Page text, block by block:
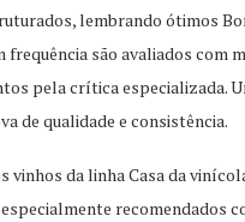
lembrando ótimos
frequência são avaliados com
pela crítica especializada.
de qualidade e consistência.
vinhos da linha Casa da
recomendados